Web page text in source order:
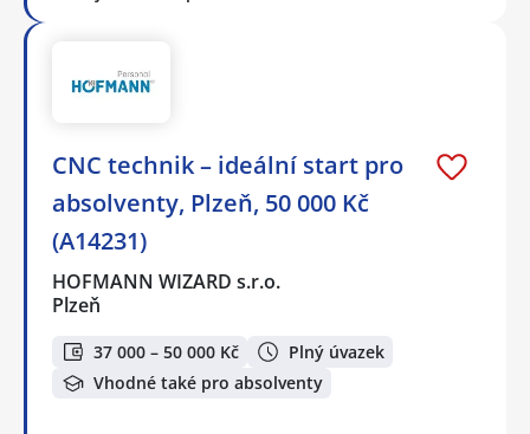
CNC technik – ideální start pro
absolventy, Plzeň, 50 000 Kč
(A14231)
HOFMANN WIZARD s.r.o.
Plzeň
37 000 – 50 000 Kč
Plný úvazek
Vhodné také pro absolventy